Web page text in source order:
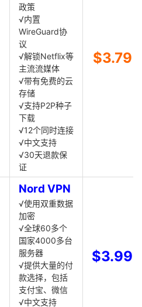
政策
√内置
WireGuard协
议
√解锁Netflix等
主流流媒体
√带有免费的云
存储
√支持P2P种子
下载
√12个同时连接
√中文支持
√30天退款保
证
$3.79
Nord VPN
√使用双重数据
加密
√全球60多个
国家4000多台
服务器
√提供大量的付
款选择，包括
支付宝、微信
√中文支持
$3.99